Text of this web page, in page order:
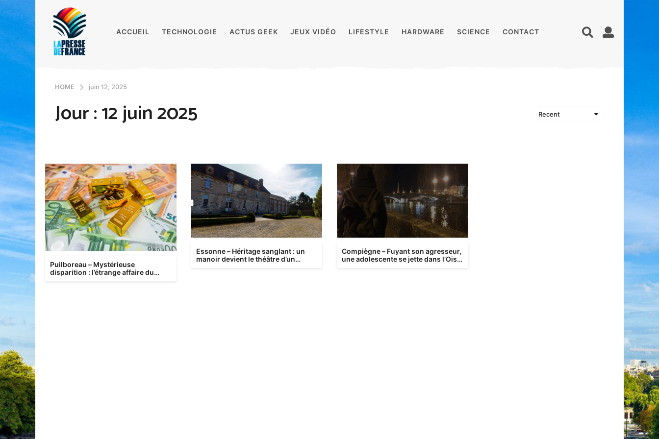
ACCUEIL TECHNOLOGIE ACTUS GEEK JEUX VIDÉO LIFESTYLE HARDWARE SCIENCE CONTACT
HOME juin 12, 2025
Jour :12 juin 2025 Recent
Puilboreau – Mystérieuse
disparition : l’étrange affaire du
Essonne – Héritage sanglant : un
manoir devient le théâtre d’un
Compiègne – Fuyant son agresseur,
une adolescente se jette dans l’Oise